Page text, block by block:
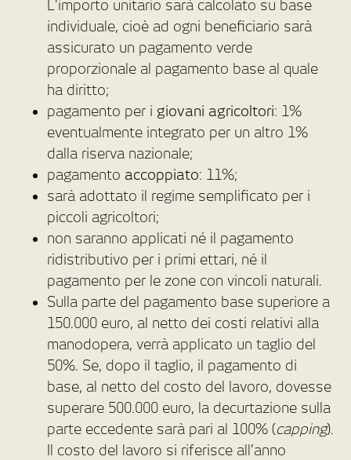
L’importo unitario sarà calcolato su base
individuale, cioè ad ogni beneficiario sarà
assicurato un pagamento verde
proporzionale al pagamento base al quale
ha diritto;
pagamento per i giovani agricoltori: 1%
eventualmente integrato per un altro 1%
dalla riserva nazionale;
pagamento accoppiato: 11%;
sarà adottato il regime semplificato per i
piccoli agricoltori;
non saranno applicati né il pagamento
ridistributivo per i primi ettari, né il
pagamento per le zone con vincoli naturali.
Sulla parte del pagamento base superiore a
150.000 euro, al netto dei costi relativi alla
manodopera, verrà applicato un taglio del
50%. Se, dopo il taglio, il pagamento di
base, al netto del costo del lavoro, dovesse
superare 500.000 euro, la decurtazione sulla
parte eccedente sarà pari al 100% (capping).
Il costo del lavoro si riferisce all’anno